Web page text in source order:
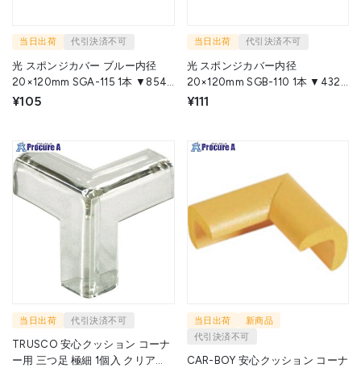
当日出荷 代引決済不可
光 スポンジカバー ブルー内径
20×120mm SGA-115 1本 ▼854-
8041
¥105
当日出荷 代引決済不可
光 スポンジカバー内径
20×120mm SGB-110 1本 ▼432-
4625
¥111
当日出荷 代引決済不可
TRUSCO 安心クッション コーナ
ー用 三つ足 極細 1個入 クリア
当日出荷
新商品
代引決済不可
CAR-BOY 安心クッション コーナ